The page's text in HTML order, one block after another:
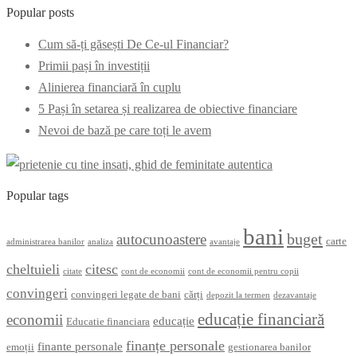
Popular posts
Cum să-ți găsești De Ce-ul Financiar?
Primii pași în investiții
Alinierea financiară în cuplu
5 Pași în setarea și realizarea de obiective financiare
Nevoi de bază pe care toți le avem
Popular tags
administrarea banilor analiza autocunoastere avantaje bani buget carte
cheltuieli citate citesc cont de economii cont de economii pentru copii
convingeri convingeri legate de bani cărți depozit la termen dezavantaje
economii Educatie financiara educație educație financiară
emoții finante personale finanțe personale gestionarea banilor